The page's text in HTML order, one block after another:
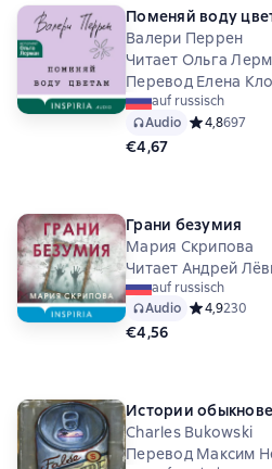
Поменяй воду
Валери Перрен
Читает Ольга
Перевод Елена
auf russisch
Audio Средний
4,8697
€4,67
Грани безумия
Мария Скрипова
Читает Андрей
auf russisch
Audio Средний
4,9230
€4,56
Истории
Charles Bukowski
Перевод Максим